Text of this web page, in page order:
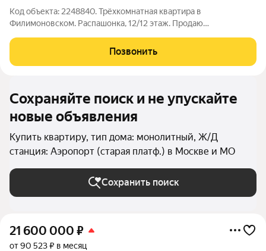
Код объекта: 2248840. Трёхкомнатная квартира в
Филимоновском. Распашонка, 12/12 этаж. Продаю
Идеальный вариант для тех, кто ценит пространство и
функциональность. Основные преимущества:
Позвонить
Сохраняйте поиск и не упускайте
новые объявления
Купить квартиру, тип дома: монолитный, Ж/Д
станция: Аэропорт (старая платф.) в Москве и МО
Сохранить поиск
21 600 000 ₽
от 90 523 ₽ в месяц